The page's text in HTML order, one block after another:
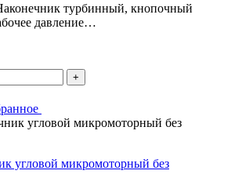
турбинный, кнопочный
давление…
+
угловой микромоторный без